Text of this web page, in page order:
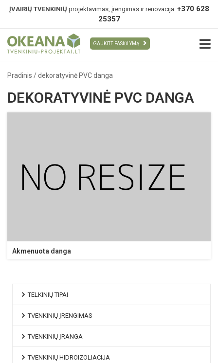
ĮVAIRIŲ TVENKINIŲ projektavimas, įrengimas ir renovacija: +370 628
25357
GAUKITE PASIŪLYMĄ
Pradinis /dekoratyvinė PVC danga
TELKINIŲ TIPAI
TVENKINIŲ ĮRENGIMAS
TVENKINIŲ ĮRANGA
TVENKINIŲ HIDROIZOLIACIJA
DEKORATYVINĖ PVC DANGA
Akmenuota danga